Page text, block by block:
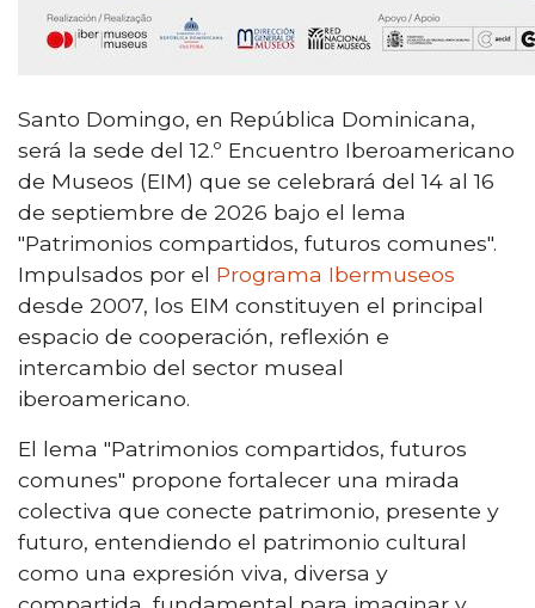
Santo Domingo, en República Dominicana,
será la sede del 12.º Encuentro Iberoamericano
de Museos (EIM) que se celebrará del 14 al 16
de septiembre de 2026 bajo el lema
"Patrimonios compartidos, futuros comunes".
Impulsados por el Programa Ibermuseos
desde 2007, los EIM constituyen el principal
espacio de cooperación, reflexión e
intercambio del sector museal
iberoamericano.
El lema "Patrimonios compartidos, futuros
comunes" propone fortalecer una mirada
colectiva que conecte patrimonio, presente y
futuro, entendiendo el patrimonio cultural
como una expresión viva, diversa y